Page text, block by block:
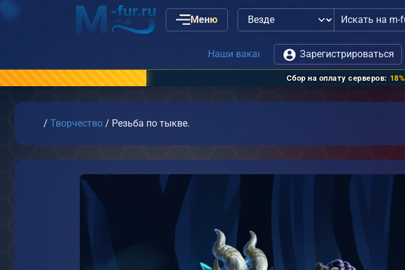
Меню
илисвязь с администрациейЗарегистрироваться
Сбор на оплату серверов: 18%
Главная
/ Творчество / Резьба по тыкве.